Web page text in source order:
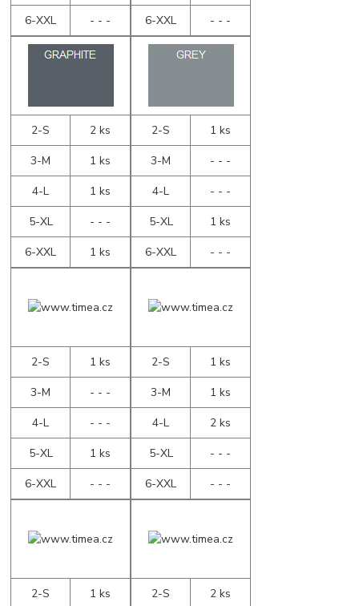
6-XXL
- - -
6-XXL
- - -
2-S
2 ks
3-M
1 ks
4-L
1 ks
5-XL
- - -
6-XXL
1 ks
2-S
1 ks
3-M
- - -
4-L
- - -
5-XL
1 ks
6-XXL
- - -
2-S
1 ks
3-M
- - -
4-L
- - -
5-XL
1 ks
6-XXL
- - -
2-S
1 ks
3-M
1 ks
4-L
2 ks
5-XL
- - -
6-XXL
- - -
2-S 1 ks 2-S 2 ks